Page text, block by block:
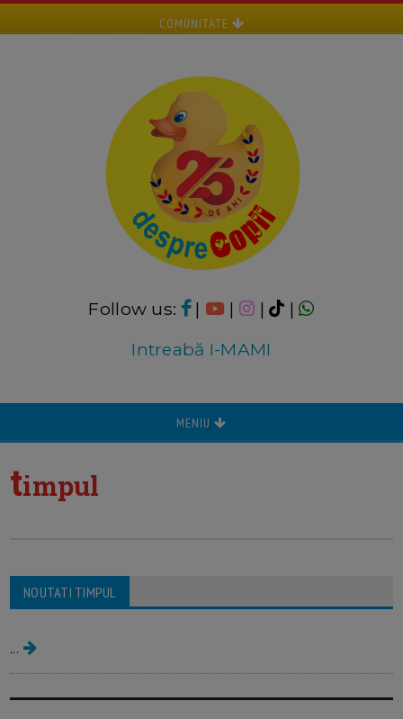
COMUNITATE
Follow us: | | |
|
Intreabă I-MAMI
MENIU
timpul
NOUTATI TIMPULSanii in timpul sarcinii
...